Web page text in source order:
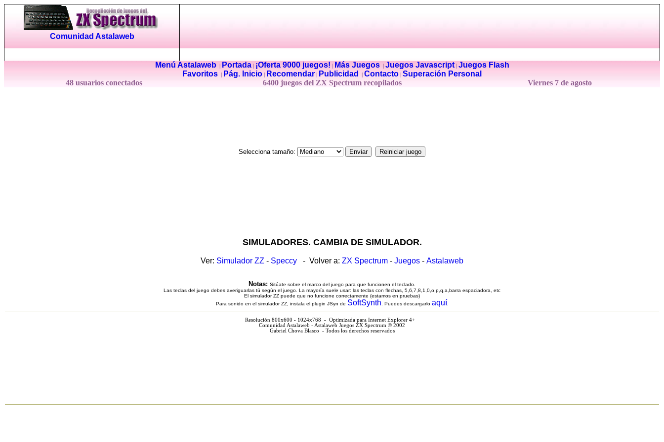
Comunidad Astalaweb
Menú Astalaweb| Portada| ¡Oferta 9000 juegos! Más Juegos| Juegos Javascript| Juegos Flash
Favoritos
Pág. Inicio Recomendar Publicidad Contacto Superación Personal
48 usuarios conectados
6400 juegos del ZX Spectrum recopilados Viernes 7 de agosto
Selecciona tamaño:
SIMULADORES. CAMBIA DE SIMULADOR.
Ver: Simulador ZZ - Speccy - Volver a: ZX Spectrum - Juegos - Astalaweb
Notas: Sitúate sobre el marco del juego para que funcionen el teclado.
Las teclas del juego debes averiguarlas tú según el juego. La mayoría suele usar: las teclas con flechas, 5,6,7,8,1,0,o,p,q,a,barra espaciadora, etc
El simulador ZZ puede que no funcione correctamente (estamos en pruebas)
Para sonido en el simulador ZZ, instala el plugin JSyn de SoftSynth . Puedes descargarlo aquí
Resolución 800x600 - 1024x768 - Optimizada para Internet Explorer 4+
Comunidad Astalaweb - Astalaweb Juegos ZX Spectrum © 2002
Gabriel Chova Blasco - Todos los derechos reservados